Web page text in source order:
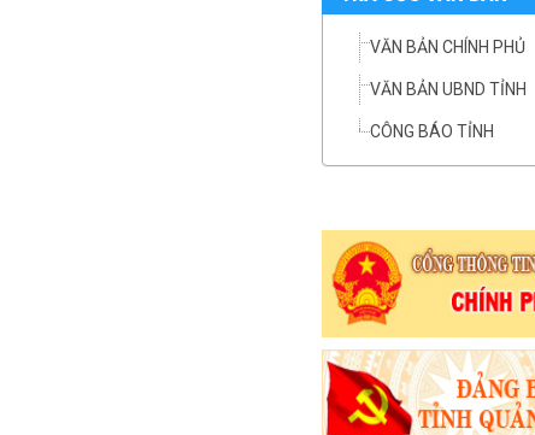
VĂN BẢN CHÍNH PHỦ
VĂN BẢN UBND TỈNH
CÔNG BÁO TỈNH